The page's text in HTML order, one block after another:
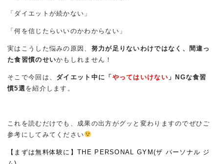
「ダイエットが続かない」
「何を信じたらいいのかわからない」
実はこうした悩みの原因、 努力が足りないわけではなく、間違っ
た食習慣のせいかもしれません！
そこで今回は、 ダイエット中に「 やってはいけない 」NGな食習
慣5選 を紹介します。
これを読むだけでも、成果の出方がグッと変わりますのでぜひご
参考にしてみてください
【まずは無料体験に】THE PERSONAL GYM(ザ パーソナル ジ